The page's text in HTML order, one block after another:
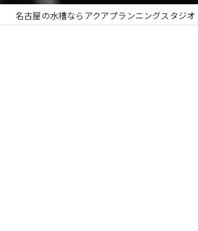
名古屋の水槽ならアクアプランニングスタジオ